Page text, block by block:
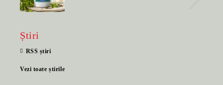
Știri
RSS știri
Vezi toate știrile